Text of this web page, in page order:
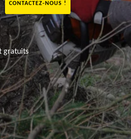
CONTACTEZ-NOUS !
gratuits